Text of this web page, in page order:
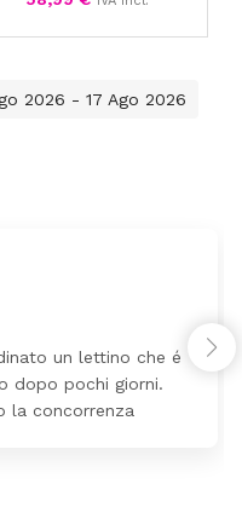
2026 - 17 Ago 2026